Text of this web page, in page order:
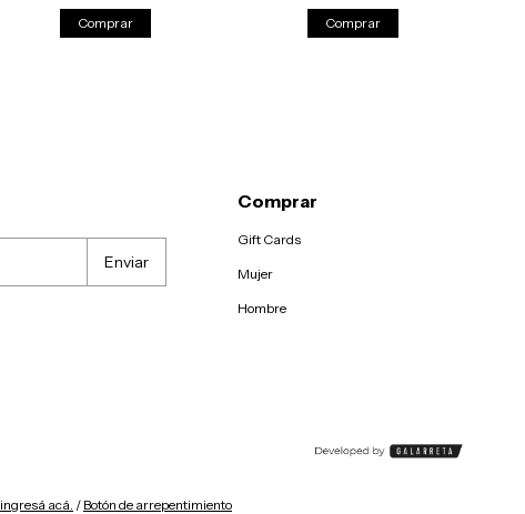
Comprar Comprar
Comprar
Gift Cards
Mujer
Hombre
ingresá acá. / Botón de arrepentimiento